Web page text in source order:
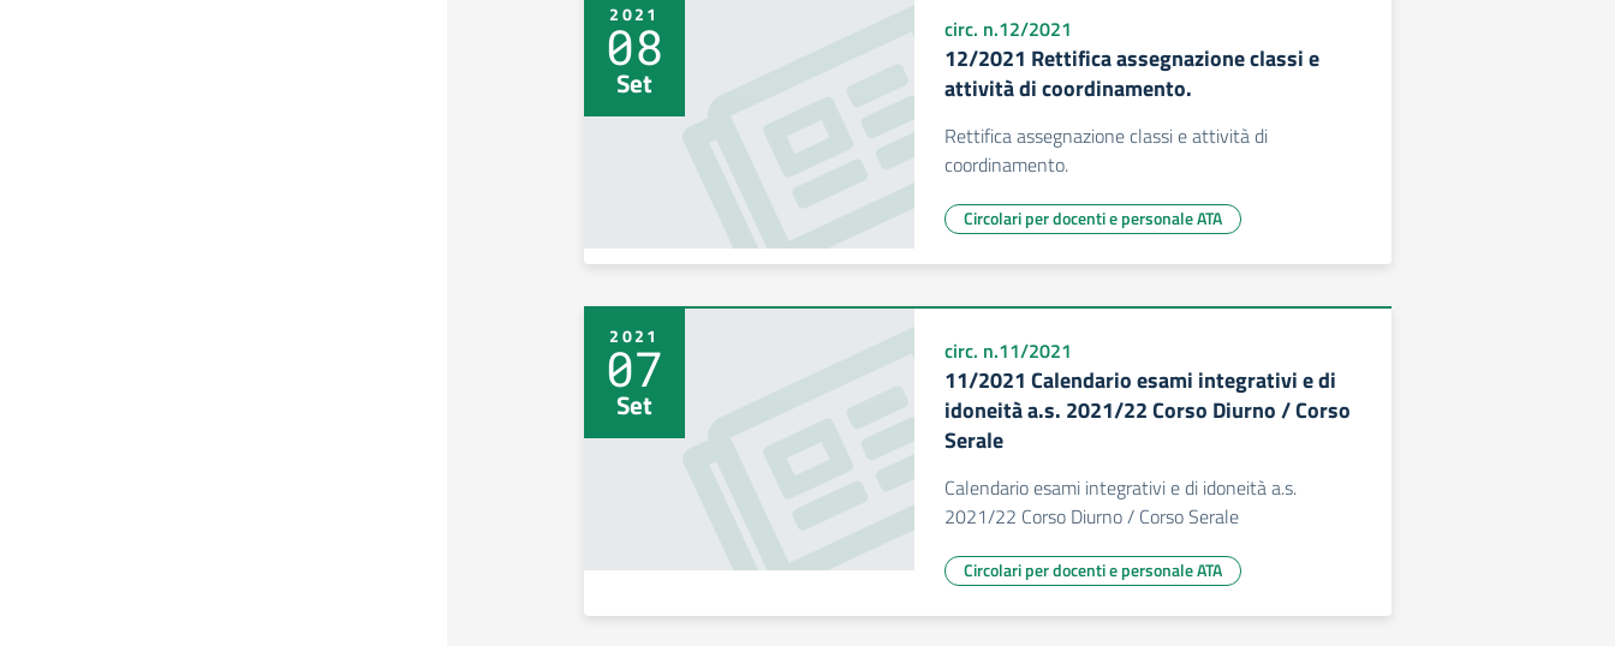
2021
08
Set
circ. n.12/2021
12/2021 Rettifica assegnazione classi e
attività di coordinamento.
Rettifica assegnazione classi e attività di
coordinamento.
Circolari per docenti e personale ATA
2021
07
Set
circ. n.11/2021
11/2021 Calendario esami integrativi e di
idoneità a.s. 2021/22 Corso Diurno / Corso
Serale
Calendario esami integrativi e di idoneità a.s.
2021/22 Corso Diurno / Corso Serale
Circolari per docenti e personale ATA